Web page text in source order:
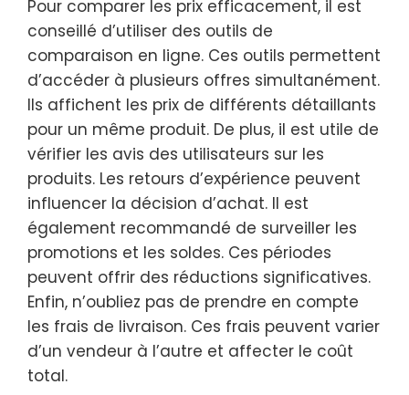
Pour comparer les prix efficacement, il est
conseillé d’utiliser des outils de
comparaison en ligne. Ces outils permettent
d’accéder à plusieurs offres simultanément.
Ils affichent les prix de différents détaillants
pour un même produit. De plus, il est utile de
vérifier les avis des utilisateurs sur les
produits. Les retours d’expérience peuvent
influencer la décision d’achat. Il est
également recommandé de surveiller les
promotions et les soldes. Ces périodes
peuvent offrir des réductions significatives.
Enfin, n’oubliez pas de prendre en compte
les frais de livraison. Ces frais peuvent varier
d’un vendeur à l’autre et affecter le coût
total.